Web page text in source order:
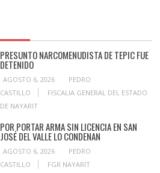
PRESUNTO NARCOMENUDISTA DE TEPIC FUE
DETENIDO
AGOSTO 6, 2026
PEDRO
CASTILLO
FISCALIA GENERAL DEL ESTADO
DE NAYARIT
POR PORTAR ARMA SIN LICENCIA EN SAN
JOSÉ DEL VALLE LO CONDENAN
AGOSTO 6, 2026
PEDRO
CASTILLO
FGR NAYARIT